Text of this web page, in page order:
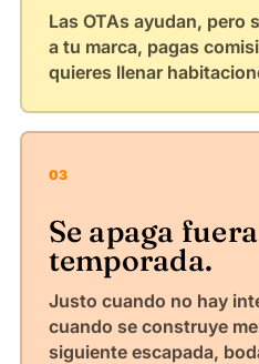
Las OTAs ayudan, pero
a tu marca, pagas
quieres llenar
03
Se apaga
temporada.
Justo cuando no hay
cuando se construye
siguiente escapada,